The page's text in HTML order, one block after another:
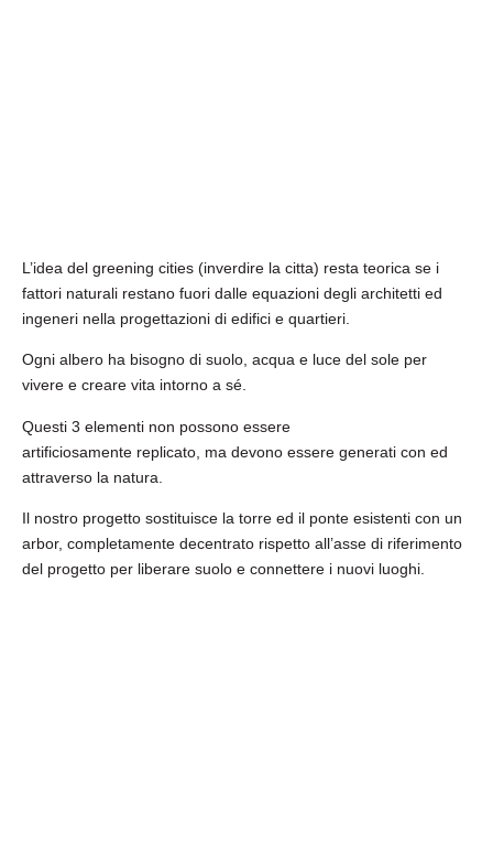
L’idea del greening cities (inverdire la citta) resta teorica se i
fattori naturali restano fuori dalle equazioni degli architetti ed
ingeneri nella progettazioni di edifici e quartieri.
Ogni albero ha bisogno di suolo, acqua e luce del sole per
vivere e creare vita intorno a sé.
Questi 3 elementi non possono essere
artificiosamente replicato, ma devono essere generati con ed
attraverso la natura.
Il nostro progetto sostituisce la torre ed il ponte esistenti con un
arbor, completamente decentrato rispetto all’asse di riferimento
del progetto per liberare suolo e connettere i nuovi luoghi.